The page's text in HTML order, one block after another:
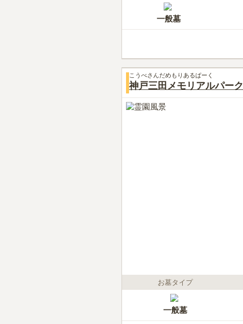
一般墓
こうべさんだめもりあるぱーく
神戸三田メモリアルパーク
お墓タイプ
一般墓